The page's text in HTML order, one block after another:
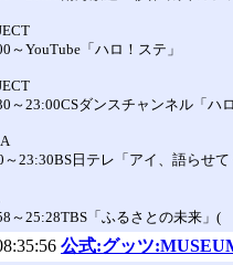
～YouTube「ハロ！ステ」
～23:00CSダンスチャンネル「ハ
～23:30BS日テレ「アイ、語らせ
～25:28TBS「ふるさとの未来」(
公式:グッツ